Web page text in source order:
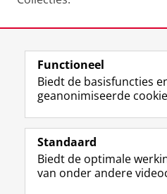
View this page in:English
Volg ons
De UB voor medewerkers
Functioneel
Biedt de basisfuncties
geanonimiseerde
Standaard
Biedt de optimale
van onder andere